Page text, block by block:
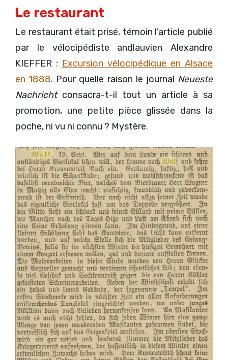
Le restaurant
Le restaurant était prisé, témoin l'article publié
par le vélocipédiste andlauvien Alexandre
KIEFFER : Excursion vélocipédique en Alsace
en 1888. Pour quelle raison le journal Neueste
Nachrichtconsacra-t-il tout un article à sa
promotion, une petite pièce glissée dans la
poche, ni vu ni connu ? Mystère.